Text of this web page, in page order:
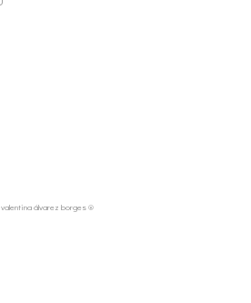
valentina álvarez borges ®